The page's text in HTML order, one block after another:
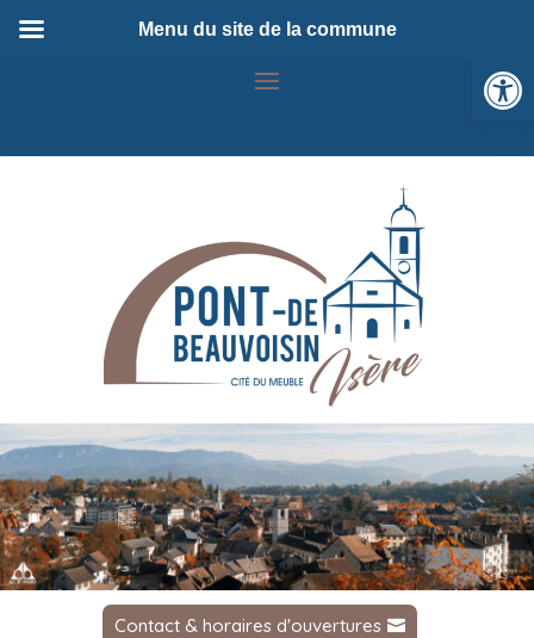
Contact & horaires d'ouvertures
Menu du site de la commune